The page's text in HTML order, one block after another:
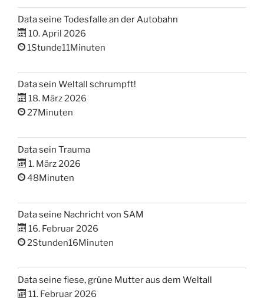
Data seine Todesfalle an der Autobahn
10. April 2026
1Stunde11Minuten
Data sein Weltall schrumpft!
18. März 2026
27Minuten
Data sein Trauma
1. März 2026
48Minuten
Data seine Nachricht von SAM
16. Februar 2026
2Stunden16Minuten
Data seine fiese, grüne Mutter aus dem Weltall
11. Februar 2026